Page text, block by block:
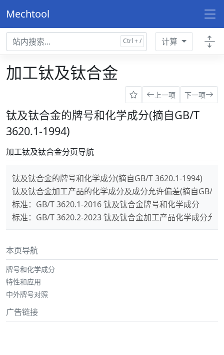
Mechtool
计算
加工钛及钛合金
上一项 下一项
钛及钛合金的牌号和化学成分(摘自GB/T
3620.1-1994)
加工钛及钛合金分页导航
钛及钛合金的牌号和化学成分(摘自GB/T 3620.1-1994)
钛及钛合金加工产品的化学成分及成分允许偏差(摘自GB/T
标准：GB/T 3620.1-2016 钛及钛合金牌号和化学成分
标准：GB/T 3620.2-2023 钛及钛合金加工产品化学成分允
本页导航
牌号和化学成分
特性和应用
中外牌号对照
广告链接